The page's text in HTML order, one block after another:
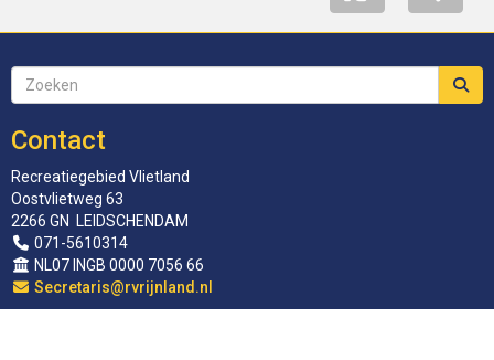
Contact
Recreatiegebied Vlietland
Oostvlietweg 63
2266 GN LEIDSCHENDAM
071-5610314
NL07 INGB 0000 7056 66
siraterceS@rvrijnland.nl